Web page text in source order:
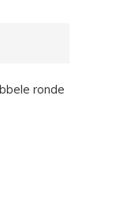
ronde